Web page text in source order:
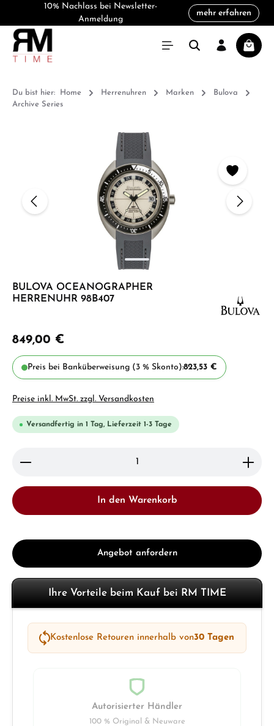
10% Nachlass bei Newsletter-
Anmeldung
mehr erfahren
Du bist hier: Home Herrenuhren Marken
Bulova
Archive Series
Bildergalerie überspringen
BULOVA OCEANOGRAPHER
HERRENUHR 98B407
849,00 €
Preis bei Banküberweisung (3 % Skonto):823,53 €
Preise inkl. MwSt. zzgl. Versandkosten
Versandfertig in 1 Tag, Lieferzeit 1-3 Tage
Produkt Anzahl: Gib den gewünschten Wert ein
In den Warenkorb
Angebot anfordern
Ihre Vorteile beim Kauf bei RM TIME
Kostenlose Retouren innerhalb von30 Tagen
Autorisierter Händler
100 % Original & Neuware